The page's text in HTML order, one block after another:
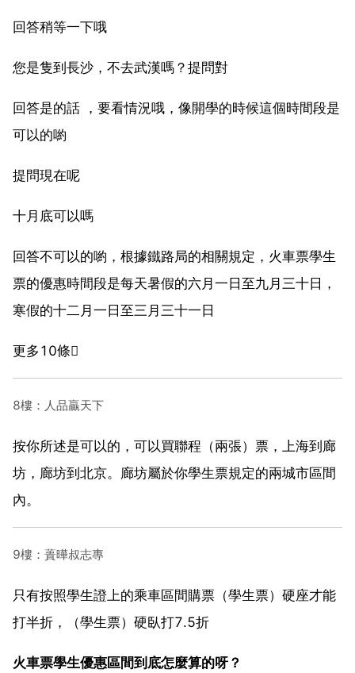
回答稍等一下哦
您是隻到長沙，不去武漢嗎？提問對
回答是的話 ，要看情況哦，像開學的時候這個時間段是
可以的喲
提問現在呢
十月底可以嗎
回答不可以的喲，根據鐵路局的相關規定，火車票學生
票的優惠時間段是每天暑假的六月一日至九月三十日，
寒假的十二月一日至三月三十一日
更多10條
8樓：人品贏天下
按你所述是可以的，可以買聯程（兩張）票，上海到廊
坊，廊坊到北京。廊坊屬於你學生票規定的兩城市區間
內。
9樓：蕢曄叔志專
只有按照學生證上的乘車區間購票（學生票）硬座才能
打半折，（學生票）硬臥打7.5折
火車票學生優惠區間到底怎麼算的呀？